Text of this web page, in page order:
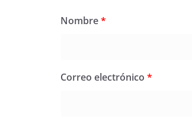
Nombre*
Correo electrónico *